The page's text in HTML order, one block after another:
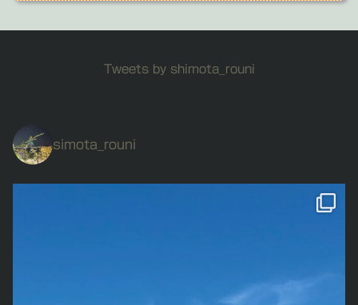
Tweets by shimota_rouni
simota_rouni
私の誕